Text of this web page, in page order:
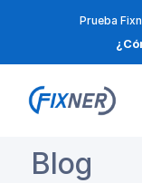
Prueba
Blog